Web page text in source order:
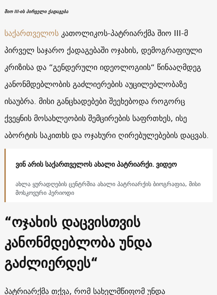
შიო III-ის პირველი ქადაგება
საქართველოსკათოლიკოს-პატრიარქმა შიო III-მ
პირველ საჯარო ქადაგებაში ოჯახის, დემოგრაფიული
კრიზისა და “გენდერული იდეოლოგიის“ წინააღმდეგ
კანონმდებლობის გაძლიერების აუცილებლობაზე
ისაუბრა. მისი განცხადებები შეეხებოდა როგორც
ქვეყნის მოსახლეობის შემცირების საფრთხეს, ისე
აბორტის საკითხს და ოჯახური ღირებულებების დაცვას.
ვინ არის საქართველოს ახალი პატრიარქი. ვიდეო
ახლა ყურადღების ცენტრშია ახალი პატრიარქის ბიოგრაფია, მისი
მოსკოვური პერიოდი
“ოჯახის დაცვისთვის
კანონმდებლობა უნდა
გაძლიერდეს“
პატრიარქმა თქვა, რომ სახელმწიფომ უნდა